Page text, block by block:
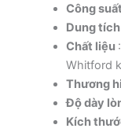
Công suất
Dung tích
Chất liệu
Whitford
Thương
Độ dày
Kích